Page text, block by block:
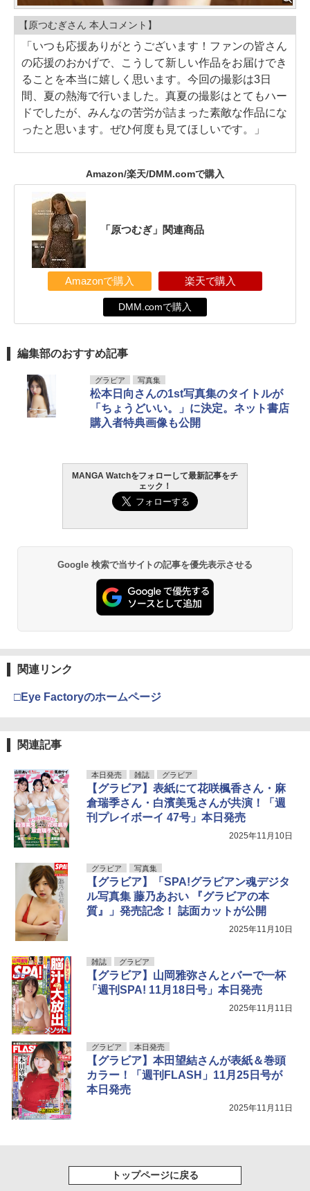
【原つむぎさん 本人コメント】
「いつも応援ありがとうございます！ファンの皆さん
の応援のおかげで、こうして新しい作品をお届けでき
ることを本当に嬉しく思います。今回の撮影は3日
間、夏の熱海で行いました。真夏の撮影はとてもハー
ドでしたが、みんなの苦労が詰まった素敵な作品にな
ったと思います。ぜひ何度も見てほしいです。」
Amazon/楽天/DMM.comで購入
「原つむぎ」関連商品
Amazonで購入 楽天で購入
DMM.comで購入
編集部のおすすめ記事
グラビア 写真集
松本日向さんの1st写真集のタイトルが
「ちょうどいい。」に決定。ネット書店
購入者特典画像も公開
MANGA Watchをフォローして最新記事をチ
ェック！
Google 検索で当サイトの記事を優先表示させる
関連リンク
□Eye Factoryのホームページ
関連記事
本日発売 雑誌 グラビア
【グラビア】表紙にて花咲楓香さん・麻
倉瑞季さん・白濱美兎さんが共演！「週
刊プレイボーイ 47号」本日発売
2025年11月10日
グラビア 写真集
【グラビア】「SPA!グラビアン魂デジタ
ル写真集 藤乃あおい 『グラビアの本
質』」発売記念！ 誌面カットが公開
2025年11月10日
雑誌 グラビア
【グラビア】山岡雅弥さんとバーで一杯
「週刊SPA! 11月18日号」本日発売
2025年11月11日
グラビア 本日発売
【グラビア】本田望結さんが表紙＆巻頭
カラー！「週刊FLASH」11月25日号が
本日発売
2025年11月11日
トップページに戻る